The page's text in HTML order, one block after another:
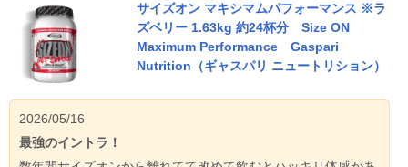
サイズオン マキシマムパフォーマンス ※ラ
ズベリー 1.63kg 約24杯分 Size ON
Maximum Performance Gaspari
Nutrition（ギャスパリ ニュートリション）
2026/05/16
最強のイントラ！